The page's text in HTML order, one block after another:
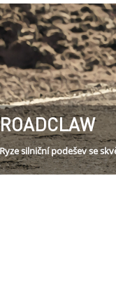
ROADCLAW
Ryze silniční podešev se